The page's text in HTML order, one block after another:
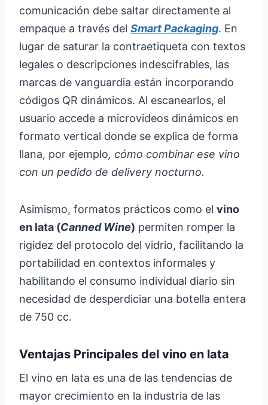
comunicación debe saltar directamente al
empaque a través del Smart Packaging. En
lugar de saturar la contraetiqueta con textos
legales o descripciones indescifrables, las
marcas de vanguardia están incorporando
códigos QR dinámicos. Al escanearlos, el
usuario accede a microvideos dinámicos en
formato vertical donde se explica de forma
llana, por ejemplo, cómo combinar ese vino
con un pedido de delivery nocturno.
Asimismo, formatos prácticos como el vino
en lata (Canned Wine) permiten romper la
rigidez del protocolo del vidrio, facilitando la
portabilidad en contextos informales y
habilitando el consumo individual diario sin
necesidad de desperdiciar una botella entera
de 750 cc.
Ventajas Principales del vino en lata
El vino en lata es una de las tendencias de
mayor crecimiento en la industria de las